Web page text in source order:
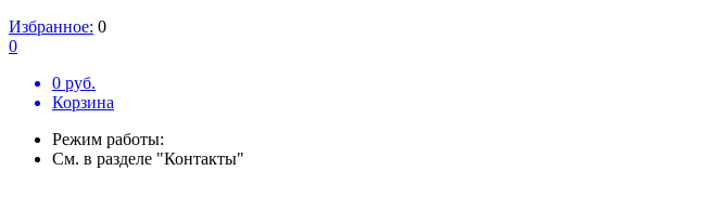
Избранное: 0
0
0 руб.
Корзина
Режим работы:
См. в разделе "Контакты"